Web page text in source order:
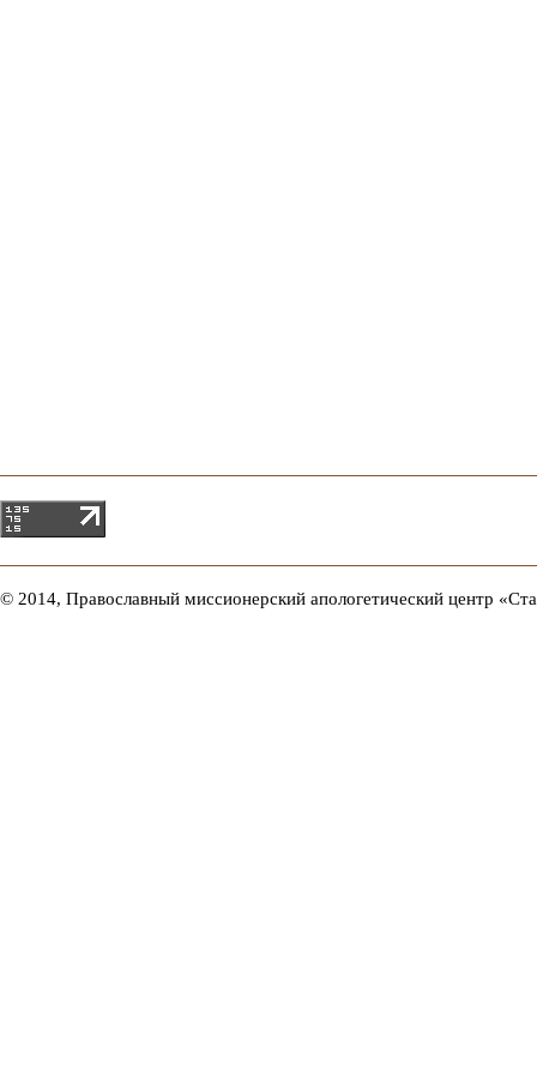
© 2014, Православный миссионерский апологетический центр